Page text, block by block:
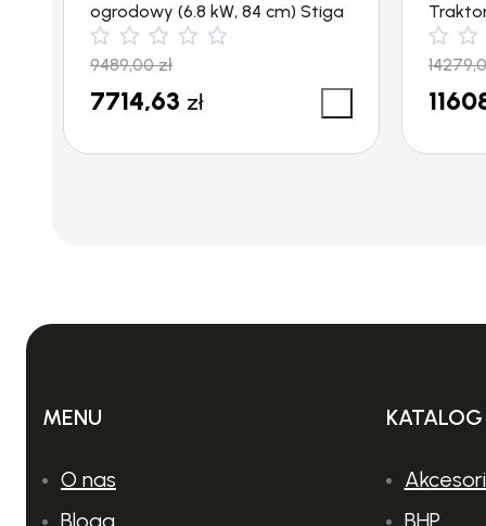
ogrodowy (6.8 kW, 84 cm) Stiga
9489,00zł
7714,63 zł
(3kW,
MENU
O nas
KATALOG